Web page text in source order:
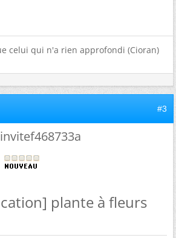
celui qui n'a rien approfondi (Cioran)
#3
invitef468733a
plante à fleurs